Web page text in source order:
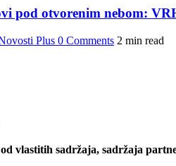
pod otvorenim nebom:
Plus 0 Comments 2 min read
vlastitih sadržaja, sadržaja